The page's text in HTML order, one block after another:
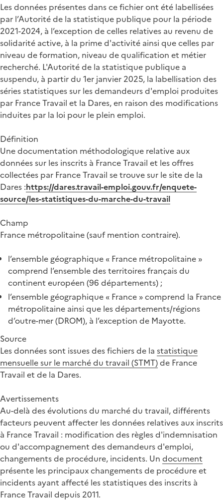
Les données présentes dans ce fichier ont été labellisées
par l’Autorité de la statistique publique pour la période
2021-2024, à l’exception de celles relatives au revenu de
solidarité active, à la prime d'activité ainsi que celles par
niveau de formation, niveau de qualification et métier
recherché. L'Autorité de la statistique publique a
suspendu, à partir du 1er janvier 2025, la labellisation des
séries statistiques sur les demandeurs d'emploi produites
par France Travail et la Dares, en raison des modifications
induites par la loi pour le plein emploi.
Définition
Une documentation méthodologique relative aux
données sur les inscrits à France Travail et les offres
collectées par France Travail se trouve sur le site de la
Dares :https://dares.travail-emploi.gouv.fr/enquete-
source/les-statistiques-du-marche-du-travail
Champ
France métropolitaine (sauf mention contraire).
l’ensemble géographique « France métropolitaine »
comprend l’ensemble des territoires français du
continent européen (96 départements) ;
l’ensemble géographique « France » comprend la France
métropolitaine ainsi que les départements/régions
d’outre-mer (DROM), à l’exception de Mayotte.
Source
Les données sont issues des fichiers de la statistique
mensuelle sur le marché du travail (STMT)de France
Travail et de la Dares.
Avertissements
Au-delà des évolutions du marché du travail, différents
facteurs peuvent affecter les données relatives aux inscrits
à France Travail : modification des règles d'indemnisation
ou d'accompagnement des demandeurs d'emploi,
changements de procédure, incidents. Un document
présente les principaux changements de procédure et
incidents ayant affecté les statistiques des inscrits à
France Travail depuis 2011.